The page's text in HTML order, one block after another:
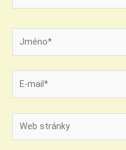
mail*
stránky